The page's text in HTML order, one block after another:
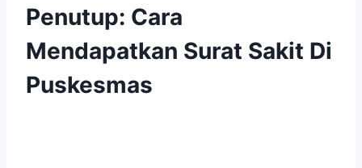
Penutup: Cara
Mendapatkan Surat Sakit Di
Puskesmas